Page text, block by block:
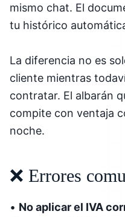
mismo chat. El
tu histórico
La diferencia no es
cliente mientras
contratar. El albarán
compite con ventaja
noche.
❌ Errores
• No aplicar el IVA